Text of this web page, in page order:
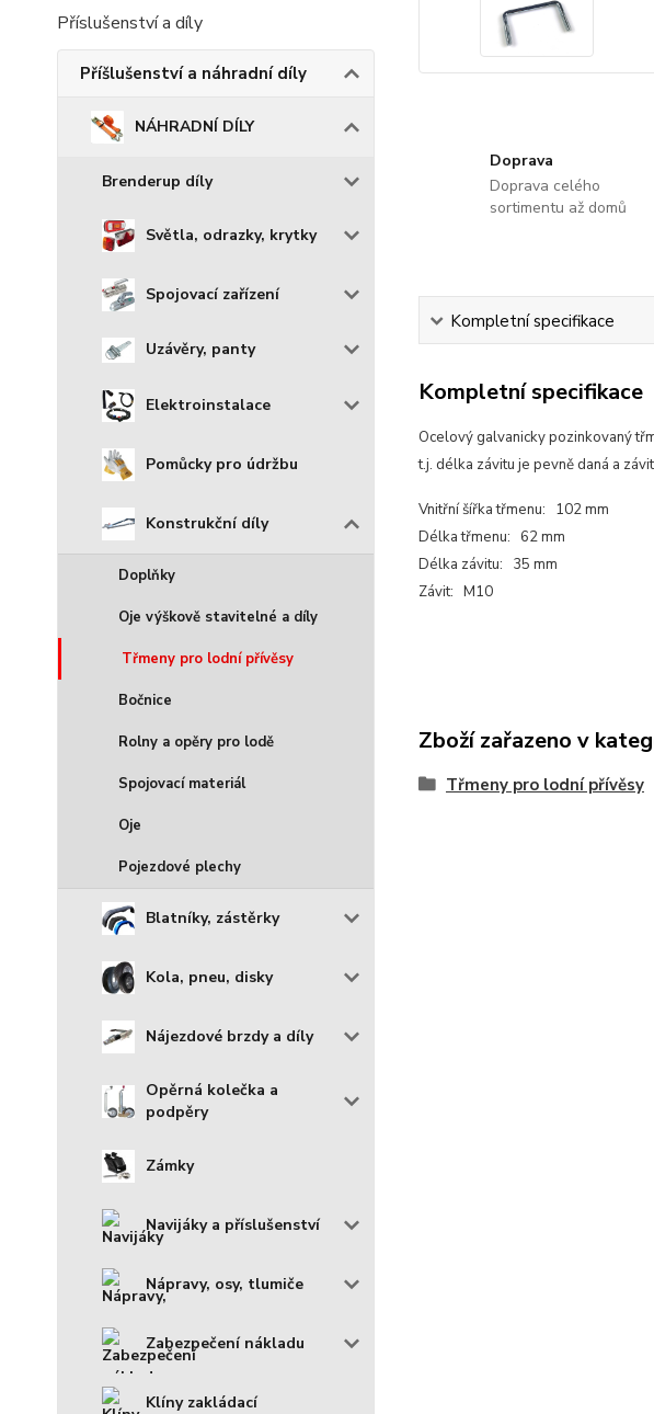
Příslušenství a díly
Příšlušenství a náhradní díly
NÁHRADNÍ DÍLY
Brenderup díly
Světla, odrazky, krytky
Spojovací zařízení
Uzávěry, panty
Elektroinstalace
Pomůcky pro údržbu
Konstrukční díly
Doplňky
Oje výškově stavitelné a díly
Třmeny pro lodní přívěsy
Bočnice
Rolny a opěry pro lodě
Spojovací materiál
Oje
Pojezdové plechy
Blatníky, zástěrky
Kola, pneu, disky
Nájezdové brzdy a díly
Opěrná kolečka a
podpěry
Zámky
Navijáky a příslušenství
Nápravy, osy, tlumiče
Zabezpečení nákladu
Klíny zakládací
Doprava
Doprava celého
sortimentu až domů
Kompletní specifikace
Kompletní specifikace
Ocelový galvanicky pozinkovaný
t.j. délka závitu je pevně daná a
Vnitřní šířka třmenu: 102 mm
Délka třmenu: 62 mm
Délka závitu: 35 mm
Závit: M10
Zboží zařazeno v
Třmeny pro lodní přívěsy